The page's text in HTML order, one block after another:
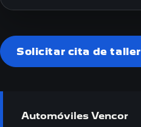
Solicitar cita de taller
Automóviles Vencor